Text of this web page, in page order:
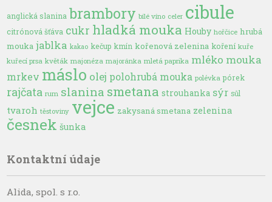
anglická slanina brambory bílé víno celer cibule
citrónová šťáva cukr hladká mouka Houby hořčice hrubá
mouka jablka kakao kečup kmín kořenová zelenina koření kuře
kuřecí prsa květák majonéza majoránka mletá paprika mléko mouka
mrkev máslo olej polohrubá mouka polévka pórek
rajčata rum slanina smetana strouhanka sýr sůl
tvaroh těstoviny vejce zakysaná smetana zelenina
česnek šunka
Kontaktní údaje
Alida, spol. s r.o.